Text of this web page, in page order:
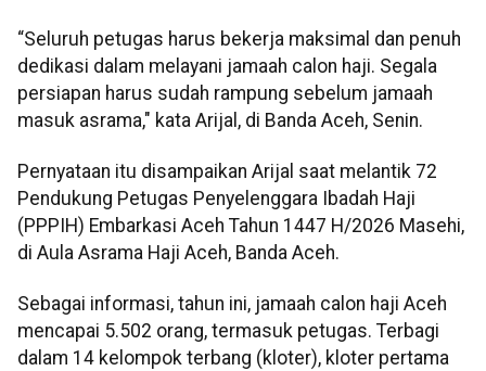
“Seluruh petugas harus bekerja maksimal dan penuh
dedikasi dalam melayani jamaah calon haji. Segala
persiapan harus sudah rampung sebelum jamaah
masuk asrama," kata Arijal, di Banda Aceh, Senin.
Pernyataan itu disampaikan Arijal saat melantik 72
Pendukung Petugas Penyelenggara Ibadah Haji
(PPPIH) Embarkasi Aceh Tahun 1447 H/2026 Masehi,
di Aula Asrama Haji Aceh, Banda Aceh.
Sebagai informasi, tahun ini, jamaah calon haji Aceh
mencapai 5.502 orang, termasuk petugas. Terbagi
dalam 14 kelompok terbang (kloter), kloter pertama